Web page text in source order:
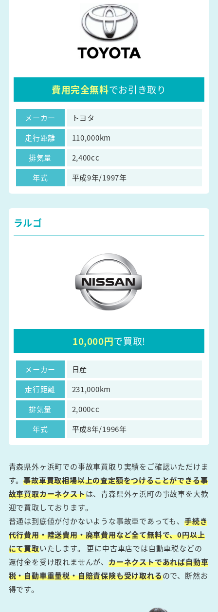
費用完全無料でお引き取り
メーカー
トヨタ
走行距離
110,000km
排気量
2,400cc
年式
平成9年/1997年
ラルゴ
10,000円で買取!
メーカー
日産
走行距離
231,000km
排気量
2,000cc
年式
平成8年/1996年
青森県外ヶ浜町での事故車買取り実績をご確認いただけま
す。事故車買取相場以上の査定額をつけることができる事
故車買取カーネクストは、青森県外ヶ浜町の事故車を大歓
迎で買取しております。
普通は到底値が付かないような事故車であっても、手続き
代行費用・陸送費用・廃車費用など全て無料で、0円以上
にて買取いたします。 更に中古車店では自動車税などの
還付金を受け取れませんが、カーネクストであれば自動車
税・自動車重量税・自賠責保険も受け取れるので、断然お
得です。